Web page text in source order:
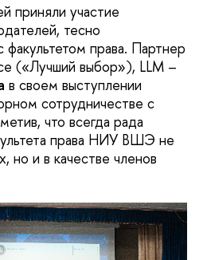
приняли участие
тесно
права. Партнер
(«Лучший выбор»), LLM –
в своем выступлении
сотрудничестве с
что всегда рада
права НИУ ВШЭ не
но и в качестве членов